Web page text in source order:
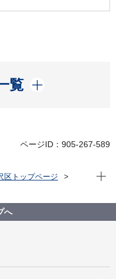
覧
ページID：905-267-589
区トップページ
現在
へ